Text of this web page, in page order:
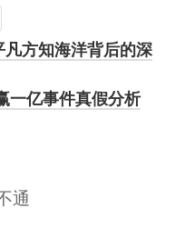
方知海洋背后的深
一亿事件真假分析
通